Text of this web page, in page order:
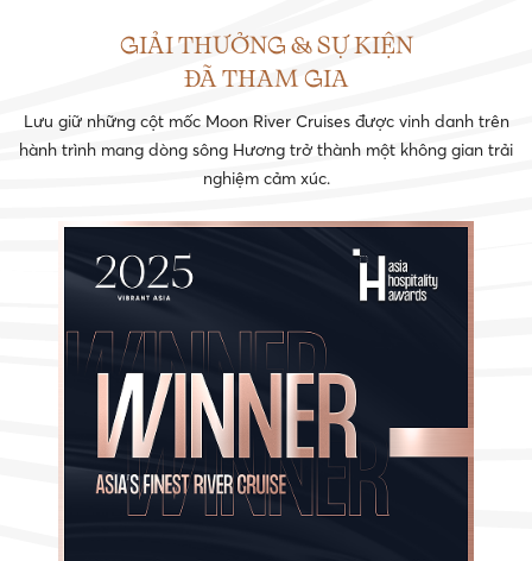
GIẢI THƯỞNG & SỰ KIỆN
ĐÃ THAM GIA
Lưu giữ những cột mốc Moon River Cruises được vinh danh trên
hành trình mang dòng sông Hương trở thành một không gian trải
nghiệm cảm xúc.